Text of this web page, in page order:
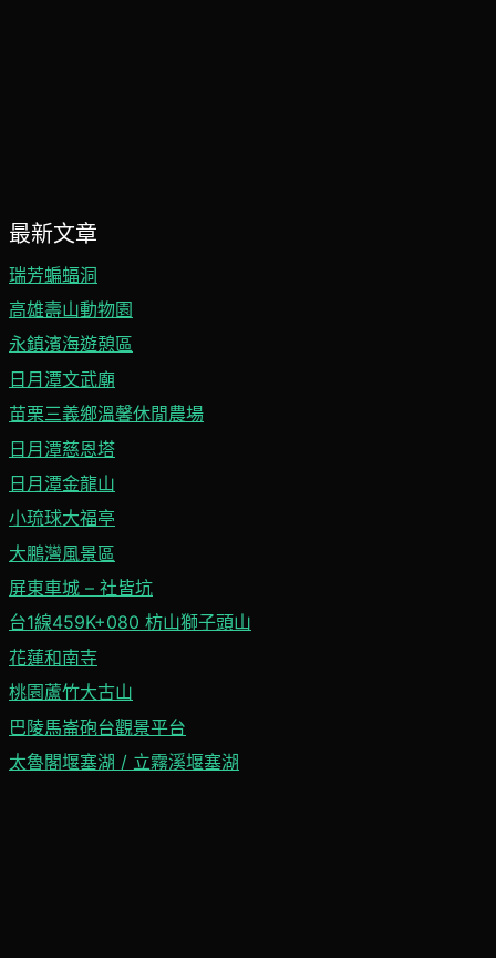
最新文章
瑞芳蝙蝠洞
高雄壽山動物園
永鎮濱海遊憩區
日月潭文武廟
苗栗三義鄉溫馨休閒農場
日月潭慈恩塔
日月潭金龍山
小琉球大福亭
大鵬灣風景區
屏東車城 – 社皆坑
台1線459K+080 枋山獅子頭山
花蓮和南寺
桃園蘆竹大古山
巴陵馬崙砲台觀景平台
太魯閣堰塞湖 / 立霧溪堰塞湖